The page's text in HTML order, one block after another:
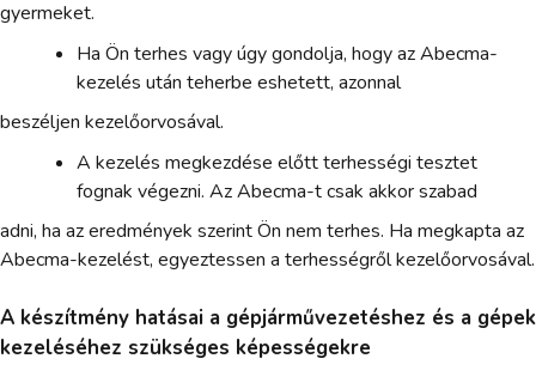
gyermeket.
Ha Ön terhes vagy úgy gondolja, hogy az Abecma-
kezelés után teherbe eshetett, azonnal
beszéljen kezelőorvosával.
A kezelés megkezdése előtt terhességi tesztet
fognak végezni. Az Abecma-t csak akkor szabad
adni, ha az eredmények szerint Ön nem terhes. Ha megkapta az
Abecma-kezelést, egyeztessen a terhességről kezelőorvosával.
A készítmény hatásai a gépjárművezetéshez és a gépek
kezeléséhez szükséges képességekre